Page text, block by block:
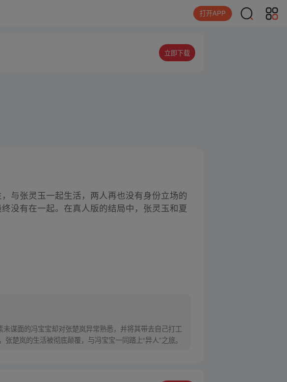
打开APP
立即下载
与张灵玉一起生活，两人再也没有身份立场的
没有在一起。在真人版的结局中，张灵玉和夏
谋面的冯宝宝却对张楚岚异常熟悉，并将其带去自己打工
楚岚的生活被彻底颠覆，与冯宝宝一同踏上“异人”之旅。